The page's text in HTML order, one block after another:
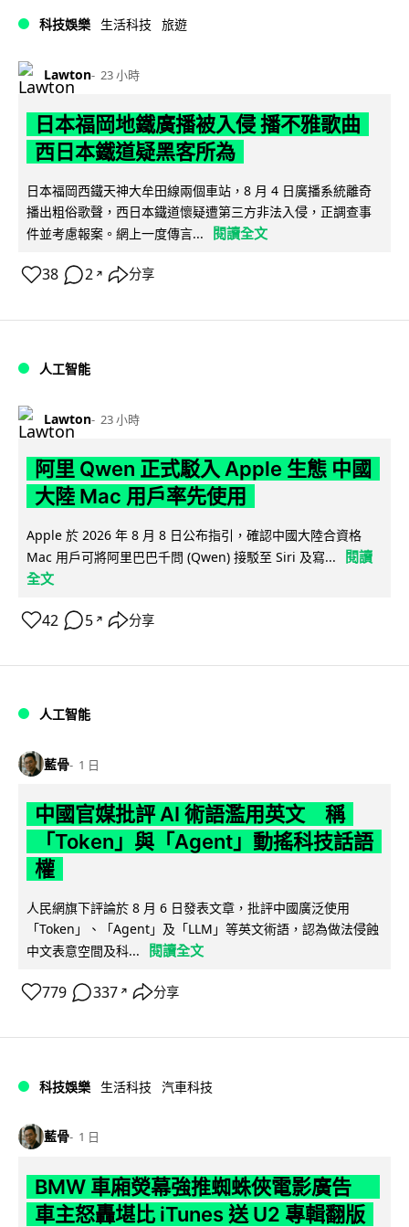
科技娛樂 生活科技 旅遊
Lawton 23 小時
日本福岡地鐵廣播被入侵 播不雅歌曲
西日本鐵道疑黑客所為
日本福岡西鐵天神大牟田線兩個車站，8 月 4 日廣播系統離奇
播出粗俗歌聲，西日本鐵道懷疑遭第三方非法入侵，正調查事
件並考慮報案。網上一度傳言...
閱讀全文
38 2 ↗ 分享
人工智能
Lawton 23 小時
阿里 Qwen 正式駁入 Apple 生態 中國
大陸 Mac 用戶率先使用
Apple 於 2026 年 8 月 8 日公布指引，確認中國大陸合資格
Mac 用戶可將阿里巴巴千問 (Qwen) 接駁至 Siri 及寫...
閱讀
全文
42 5 ↗ 分享
人工智能
藍骨 1 日
中國官媒批評 AI 術語濫用英文 稱
「Token」與「Agent」動搖科技話語
權
人民網旗下評論於 8 月 6 日發表文章，批評中國廣泛使用
「Token」、「Agent」及「LLM」等英文術語，認為做法侵蝕
中文表意空間及科...
閱讀全文
779 337 ↗ 分享
科技娛樂 生活科技 汽車科技
藍骨 1 日
BMW 車廂熒幕強推蜘蛛俠電影廣告
車主怒轟堪比 iTunes 送 U2 專輯翻版